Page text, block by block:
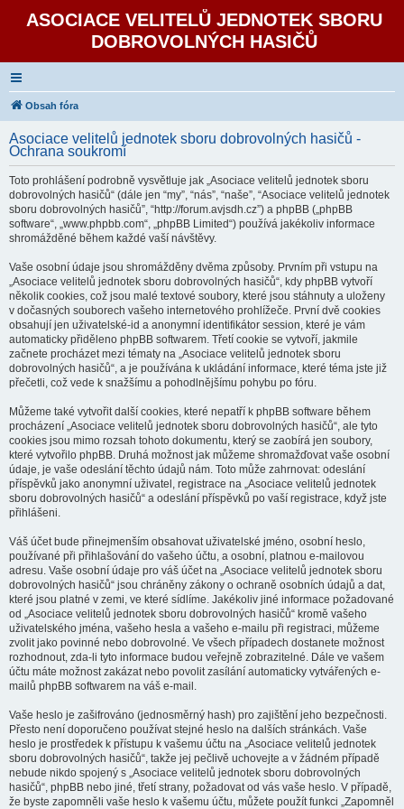
ASOCIACE VELITELŮ JEDNOTEK SBORU
DOBROVOLNÝCH HASIČŮ
Obsah fóra
Asociace velitelů jednotek sboru dobrovolných hasičů -
Ochrana soukromí
Toto prohlášení podrobně vysvětluje jak „Asociace velitelů jednotek sboru
dobrovolných hasičů“ (dále jen “my”, “nás”, “naše”, “Asociace velitelů jednotek
sboru dobrovolných hasičů”, “http://forum.avjsdh.cz”) a phpBB („phpBB
software“, „www.phpbb.com“, „phpBB Limited“) používá jakékoliv informace
shromážděné během každé vaší návštěvy.
Vaše osobní údaje jsou shromážděny dvěma způsoby. Prvním při vstupu na
„Asociace velitelů jednotek sboru dobrovolných hasičů“, kdy phpBB vytvoří
několik cookies, což jsou malé textové soubory, které jsou stáhnuty a uloženy
v dočasných souborech vašeho internetového prohlížeče. První dvě cookies
obsahují jen uživatelské-id a anonymní identifikátor session, které je vám
automaticky přiděleno phpBB softwarem. Třetí cookie se vytvoří, jakmile
začnete procházet mezi tématy na „Asociace velitelů jednotek sboru
dobrovolných hasičů“, a je používána k ukládání informace, které téma jste již
přečetli, což vede k snažšímu a pohodlnějšímu pohybu po fóru.
Můžeme také vytvořit další cookies, které nepatří k phpBB software během
procházení „Asociace velitelů jednotek sboru dobrovolných hasičů“, ale tyto
cookies jsou mimo rozsah tohoto dokumentu, který se zaobírá jen soubory,
které vytvořilo phpBB. Druhá možnost jak můžeme shromažďovat vaše osobní
údaje, je vaše odeslání těchto údajů nám. Toto může zahrnovat: odeslání
příspěvků jako anonymní uživatel, registrace na „Asociace velitelů jednotek
sboru dobrovolných hasičů“ a odeslání příspěvků po vaší registrace, když jste
přihlášeni.
Váš účet bude přinejmenším obsahovat uživatelské jméno, osobní heslo,
používané při přihlašování do vašeho účtu, a osobní, platnou e-mailovou
adresu. Vaše osobní údaje pro váš účet na „Asociace velitelů jednotek sboru
dobrovolných hasičů“ jsou chráněny zákony o ochraně osobních údajů a dat,
které jsou platné v zemi, ve které sídlíme. Jakékoliv jiné informace požadované
od „Asociace velitelů jednotek sboru dobrovolných hasičů“ kromě vašeho
uživatelského jména, vašeho hesla a vašeho e-mailu při registraci, můžeme
zvolit jako povinné nebo dobrovolné. Ve všech případech dostanete možnost
rozhodnout, zda-li tyto informace budou veřejně zobrazitelné. Dále ve vašem
účtu máte možnost zakázat nebo povolit zasílání automaticky vytvářených e-
mailů phpBB softwarem na váš e-mail.
Vaše heslo je zašifrováno (jednosměrný hash) pro zajištění jeho bezpečnosti.
Přesto není doporučeno používat stejné heslo na dalších stránkách. Vaše
heslo je prostředek k přístupu k vašemu účtu na „Asociace velitelů jednotek
sboru dobrovolných hasičů“, takže jej pečlivě uchovejte a v žádném případě
nebude nikdo spojený s „Asociace velitelů jednotek sboru dobrovolných
hasičů“, phpBB nebo jiné, třetí strany, požadovat od vás vaše heslo. V případě,
že byste zapomněli vaše heslo k vašemu účtu, můžete použít funkci „Zapomněl